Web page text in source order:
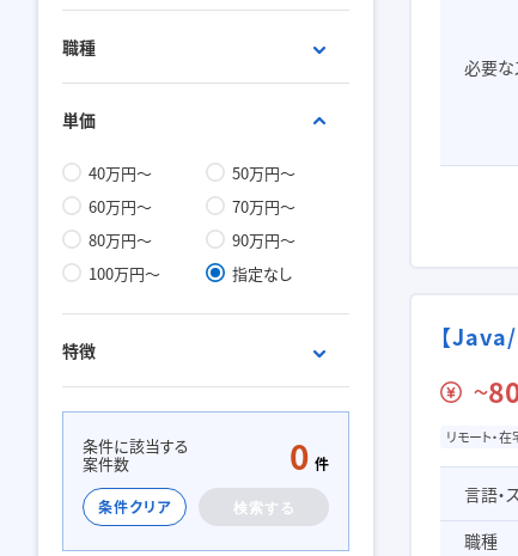
MemcacheDB
Hbase
SQLite
AWS Lambda
CentOS
OpenStack
データベース
Apache
職種
ネットワーク
フロントエンド
インフラ
データベース
運用／監視担当
PM
セキュリティ
LAMP系
組込系
単価
40万円～
50万円～
60万円～
70万円～
80万円～
90万円～
100万円～
指定なし
特徴
週2～3日可
フレックス可
服装カジュアル
自社サービス
BtoB向け
条件に該当する
案件数 0 件
条件クリア
必要な
【
〜
リモート・在
言語・
職種